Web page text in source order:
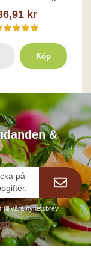
kr
Köp
&
på
till våra nyhetsbrev.